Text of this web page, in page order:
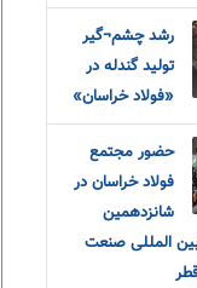
رشد چشم¬گیر
تولید گندله در
«فولاد خراسان»
حضور مجتمع
فولاد خراسان در
شانزدهمین
المللی صنعت